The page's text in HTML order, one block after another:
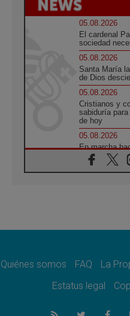
05.08.2026
El cardenal
sociedad
05.08.2026
Santa María
de Dios
05.08.2026
Cristianos y
sabiduría
de hoy
05.08.2026
En marcha
Francisco, a
05.08.2026
quienes
Ucrania:
05.08.2026
Quiénes somos FAQ La
Estatus legal